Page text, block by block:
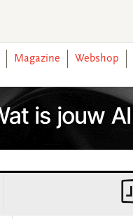
Magazine Webshop